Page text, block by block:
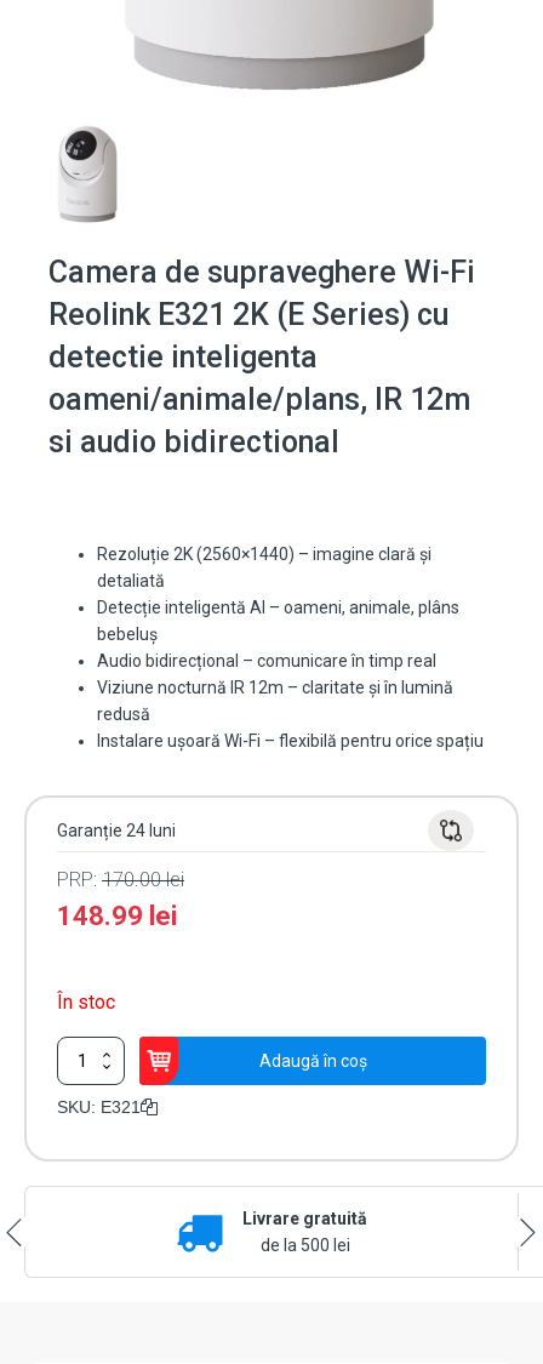
Camera de supraveghere Wi-Fi
Reolink E321 2K (E Series) cu
detectie inteligenta
oameni/animale/plans, IR 12m
si audio bidirectional
Rezoluție 2K (2560×1440) – imagine clară și
detaliată
Detecție inteligentă AI – oameni, animale, plâns
bebeluș
Audio bidirecțional – comunicare în timp real
Viziune nocturnă IR 12m – claritate și în lumină
redusă
Instalare ușoară Wi-Fi – flexibilă pentru orice spațiu
Garanție 24 luni
PRP: 170.00lei
148.99 lei
În stoc
Cantitate
Camera
de
Adaugă în coș
SKU: E321
Livrare gratuită
de la 500 lei